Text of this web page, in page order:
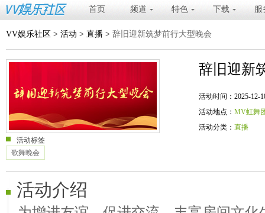
首页 频道 特色 下载 服
VV娱乐社区 > 活动 > 直播 > 辞旧迎新筑梦前行大型晚会
辞旧迎新
活动时间：2025-12-
活动地点： MV虹舞
活动分类： 直播
活动标签
歌舞晚会
活动介绍